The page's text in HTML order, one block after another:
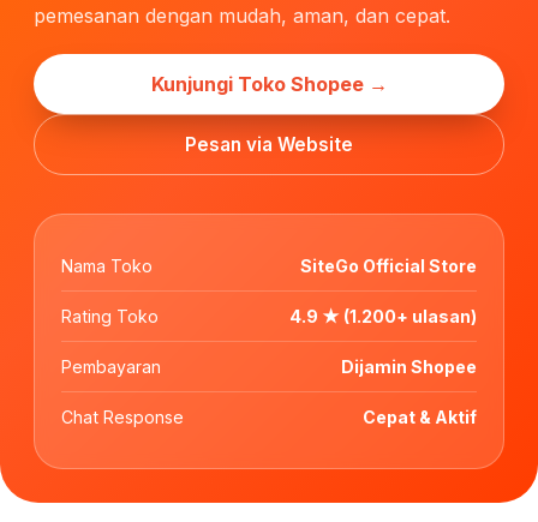
pemesanan dengan mudah, aman, dan cepat.
Kunjungi Toko Shopee →
Pesan via Website
Nama Toko SiteGo Official Store
Rating Toko 4.9 ★ (1.200+ ulasan)
Pembayaran Dijamin Shopee
Chat Response Cepat & Aktif